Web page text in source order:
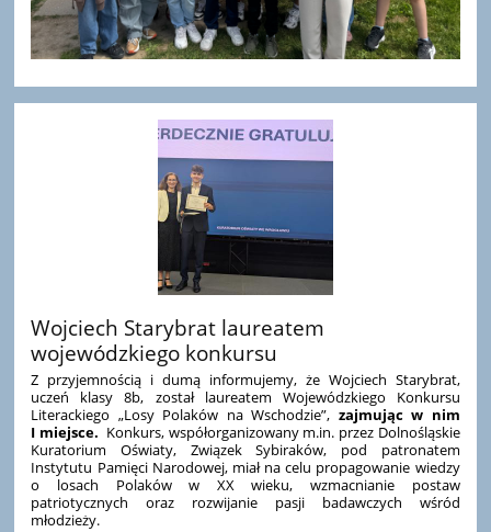
Wojciech Starybrat laureatem
wojewódzkiego konkursu
Z przyjemnością i dumą informujemy, że Wojciech Starybrat,
uczeń klasy 8b, został laureatem Wojewódzkiego Konkursu
Literackiego „Losy Polaków na Wschodzie”, zajmując w nim
I miejsce. Konkurs, współorganizowany m.in. przez Dolnośląskie
Kuratorium Oświaty, Związek Sybiraków, pod patronatem
Instytutu Pamięci Narodowej, miał na celu propagowanie wiedzy
o losach Polaków w XX wieku, wzmacnianie postaw
patriotycznych oraz rozwijanie pasji badawczych wśród
młodzieży.